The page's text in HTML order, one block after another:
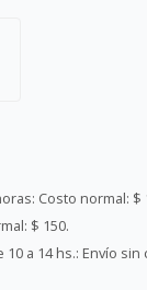
Costo normal: $
$ 150.
a 14 hs.: Envío sin